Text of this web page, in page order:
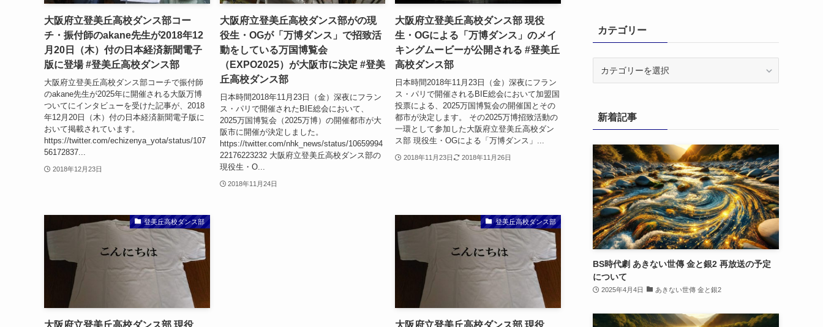
大阪府立登美丘高校ダンス部コー
チ・振付師のakane先生が2018年12
月20日（木）付の日本経済新聞電子
版に登場 #登美丘高校ダンス部
大阪府立登美丘高校ダンス部コーチで振付師
のakane先生が2025年に開催される大阪万博
ついてにインタビューを受けた記事が、2018
年12月20日（木）付の日本経済新聞電子版に
おいて掲載されています。
https://twitter.com/echizenya_yota/status/107
56172837...
2018年12月23日
大阪府立登美丘高校ダンス部がの現
役生・OGが「万博ダンス」で招致活
動をしている万国博覧会
（EXPO2025）が大阪市に決定 #登美
丘高校ダンス部
日本時間2018年11月23日（金）深夜にフラン
ス・パリで開催されたBIE総会において、
2025万国博覧会（2025万博）の開催都市が大
阪市に開催が決定しました。
https://twitter.com/nhk_news/status/10659994
22176223232 大阪府立登美丘高校ダンス部の
現役生・O...
2018年11月24日
大阪府立登美丘高校ダンス部 現役
生・OGによる「万博ダンス」のメイ
キングムービーが公開される #登美丘
高校ダンス部
日本時間2018年11月23日（金）深夜にフラン
ス・パリで開催されるBIE総会において加盟国
投票による、2025万国博覧会の開催国とその
都市が決定します。 その2025万博招致活動の
一環として参加した大阪府立登美丘高校ダン
ス部 現役生・OGによる「万博ダンス」...
2018年11月23日 2018年11月26日
登美丘高校ダンス部 登美丘高校ダンス部
カテゴリー
ー新着記事
BS時代劇 あきない世傳 金と銀2 再放送の予定
について
2025年4月4日 あきない世傳 金と銀2